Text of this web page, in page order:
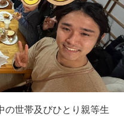
の世帯及びひとり親等生